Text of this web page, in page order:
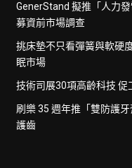
GenerStand 擬推「人力
募資前市場調查
挑床墊不只看彈簧與軟硬
眠市場
技術司展30項高齡科技
刷樂 35 週年推「雙防護
護齒